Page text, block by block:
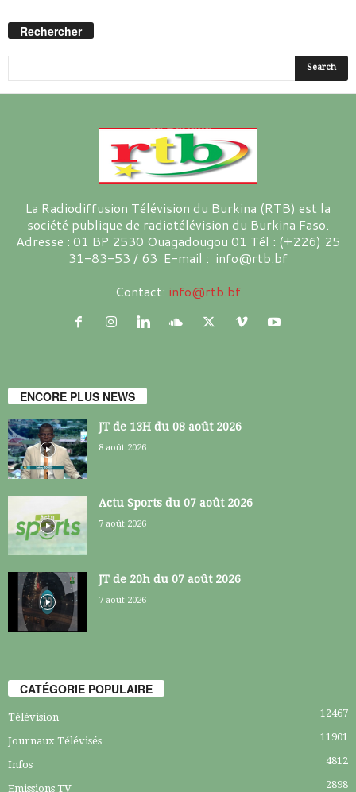
Rechercher
La Radiodiffusion Télévision du Burkina (RTB) est la
société publique de radiotélévision du Burkina Faso.
Adresse : 01 BP 2530 Ouagadougou 01 Tél : (+226) 25
31-83-53 / 63 E-mail : info@rtb.bf
Contact: info@rtb.bf
ENCORE PLUS NEWS
JT de 13H du 08 août 2026
8 août 2026
Actu Sports du 07 août 2026
7 août 2026
JT de 20h du 07 août 2026
7 août 2026
CATÉGORIE POPULAIRE
Télévision 12467
Journaux Télévisés 11901
Infos 4812
Emissions TV 2898